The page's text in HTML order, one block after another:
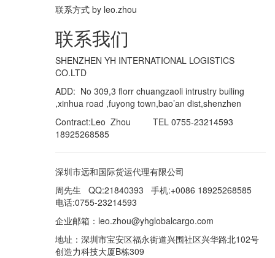
联系方式 by leo.zhou
联系我们
SHENZHEN YH INTERNATIONAL LOGISTICS
CO.LTD
ADD: No 309,3 florr chuangzaoli intrustry builing
,xinhua road ,fuyong town,bao’an dist,shenzhen
Contract:Leo Zhou TEL 0755-23214593
18925268585
深圳市远和国际货运代理有限公司
周先生 QQ:21840393 手机:+0086 18925268585
电话:0755-23214593
企业邮箱：leo.zhou@yhglobalcargo.com
地址：深圳市宝安区福永街道兴围社区兴华路北102号
创造力科技大厦B栋309